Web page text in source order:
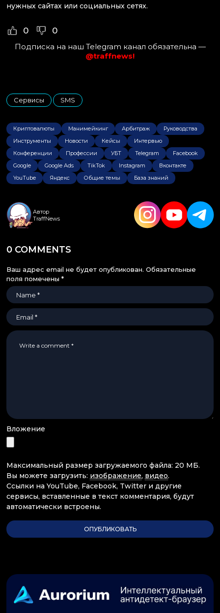
нужных сайтах или социальных сетях.
0 0
Подписка на наш Telegram канал обязательна —
@traffnews!
Сервисы
,
SMS
Криптовалюты Манимейкинг Арбитраж
Руководства
Инструменты
Новости Кейсы
Интервью
Конференции
Профессии УБТ Telegram
Facebook
Google
Google Ads TikTok Instagram
Вконтакте
YouTube
Яндекс Общие темы База знаний
Автор
TraffNews
0 COMMENTS
Ваш адрес email не будет опубликован. Обязательные
поля помечены *
Вложение
Максимальный размер загружаемого файла: 20 МБ.
Вы можете загрузить: изображение, видео.
Ссылки на YouTube, Facebook, Twitter и другие
сервисы, вставленные в текст комментария, будут
автоматически встроены.